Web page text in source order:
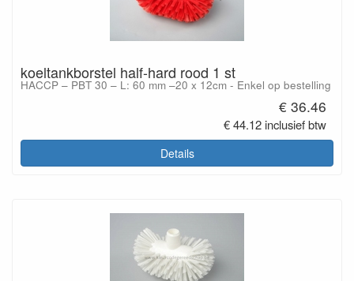
koeltankborstel half-hard rood 1 st
HACCP – PBT 30 – L: 60 mm –20 x 12cm - Enkel op bestelling
€ 36.46
€ 44.12 inclusief btw
Details